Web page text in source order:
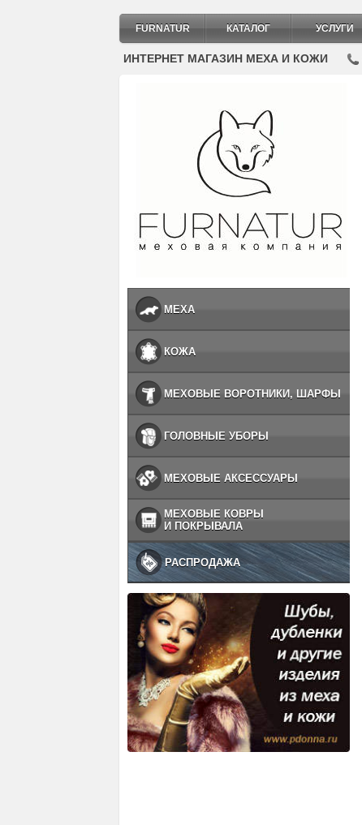
FURNATUR КАТАЛОГ УСЛУГИ
ИНТЕРНЕТ МАГАЗИН МЕХА И КОЖИ
МЕХА
КОЖА
МЕХОВЫЕ ВОРОТНИКИ, ШАРФЫ
ГОЛОВНЫЕ УБОРЫ
МЕХОВЫЕ АКСЕССУАРЫ
МЕХОВЫЕ КОВРЫ
И ПОКРЫВАЛА
РАСПРОДАЖА